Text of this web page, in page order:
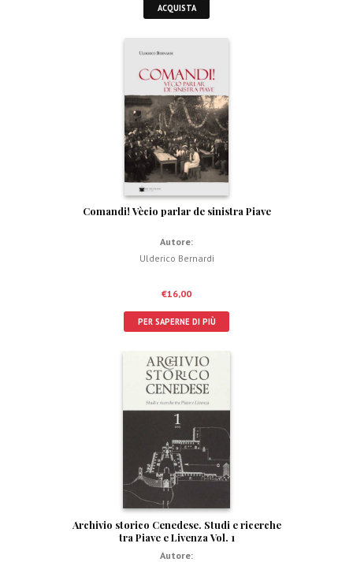
ACQUISTA
Comandi! Vècio parlar de sinistra Piave
Autore:
Ulderico Bernardi
€16,00
PER SAPERNE DI PIÙ
Archivio storico Cenedese. Studi e ricerche
tra Piave e Livenza Vol. 1
Autore: